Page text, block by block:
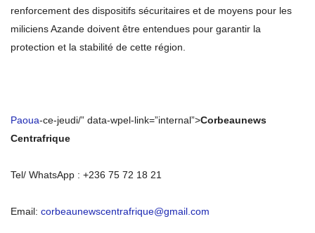
renforcement des dispositifs sécuritaires et de moyens pour les
miliciens Azande doivent être entendues pour garantir la
protection et la stabilité de cette région.
Paoua-ce-jeudi/” data-wpel-link=”internal”>Corbeaunews
Centrafrique
Tel/ WhatsApp : +236 75 72 18 21
Email: corbeaunewscentrafrique@gmail.com